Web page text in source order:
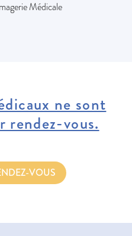
Médicale
ne sont
rendez-vous.
VOUS